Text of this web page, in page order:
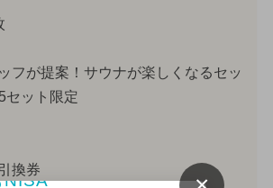
フが提案！サウナが楽しくなるセッ
ット限定
換券